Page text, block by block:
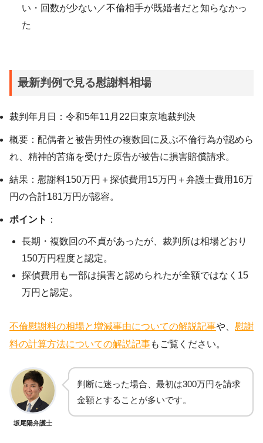
い・回数が少ない／不倫相手が既婚者だと知らなかっ
た
最新判例で見る慰謝料相場
裁判年月日：令和5年11月22日東京地裁判決
概要：配偶者と被告男性の複数回に及ぶ不倫行為が認めら
れ、精神的苦痛を受けた原告が被告に損害賠償請求。
結果：慰謝料150万円＋探偵費用15万円＋弁護士費用16万
円の合計181万円が認容。
ポイント ：
長期・複数回の不貞があったが、裁判所は相場どおり
150万円程度と認定。
探偵費用も一部は損害と認められたが全額ではなく15
万円と認定。
不倫慰謝料の相場と増減事由についての解説記事や、 慰謝
料の計算方法についての解説記事もご覧ください。
坂尾陽弁護士
判断に迷った場合、最初は300万円を請求
金額とすることが多いです。